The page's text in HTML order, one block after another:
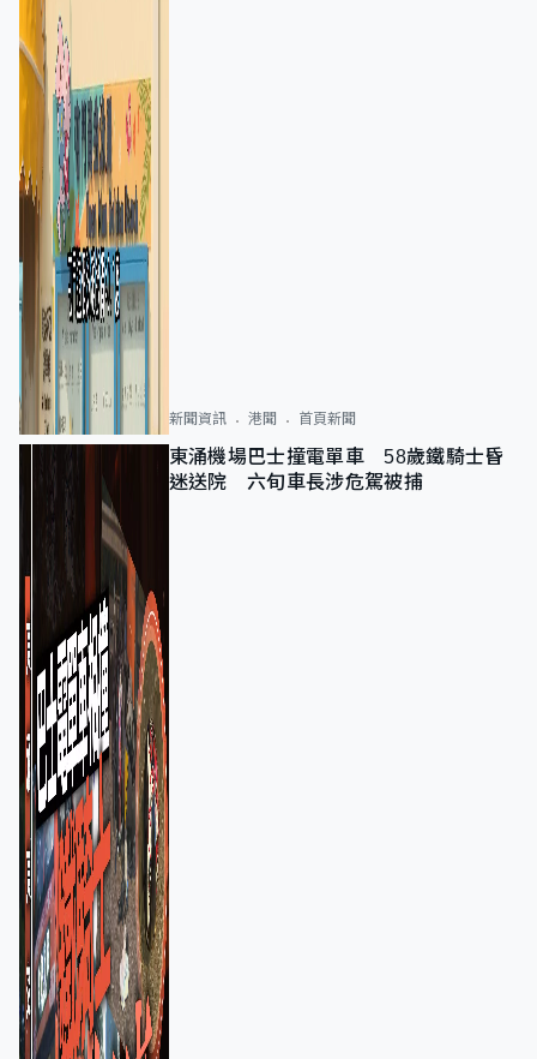
新聞資訊 港聞 首頁新聞
東涌機場巴士撞電單車 58歲鐵騎士昏
迷送院 六旬車長涉危駕被捕